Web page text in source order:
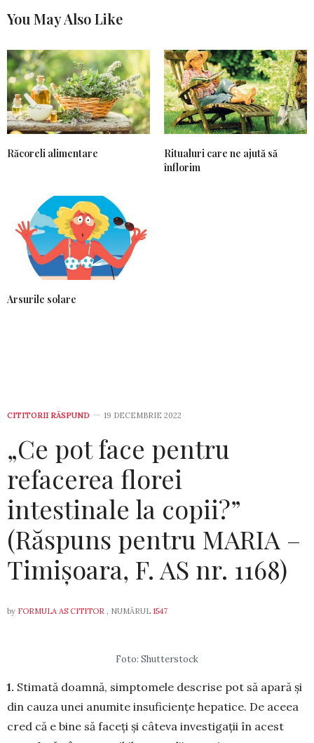
You May Also Like
Răcoreli alimentare
Ritualuri care ne ajută să
înflorim
Arsurile solare
CITITORII RĂSPUND 19 DECEMBRIE 2022
„Ce pot face pentru
refacerea florei
intestinale la copii?”
(Răspuns pentru MARIA –
Timișoara, F. AS nr. 1168)
by FORMULA AS CITITOR , NUMĂRUL 1547
Foto: Shutterstock
1. Stimată doamnă, simptomele descrise pot să apară și
din cauza unei anumite insuficiențe hepa­tice. De aceea
cred că e bine să faceți și câteva in­vestigații în acest